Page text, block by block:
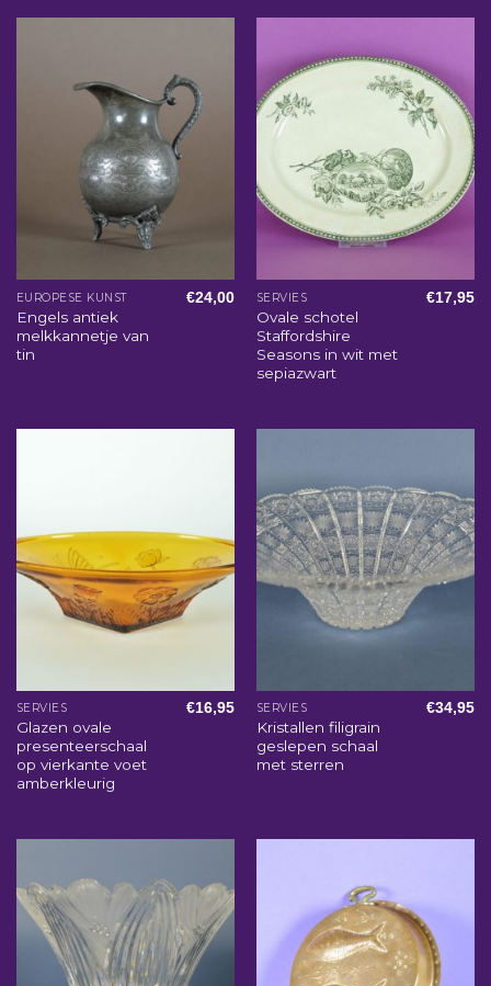
EUROPESE KUNST
Engels antiek
melkkannetje van
tin
€24,00 SERVIES
Ovale schotel
Staffordshire
Seasons in wit met
sepiazwart
€17,95
SERVIES
Glazen ovale
presenteerschaal
op vierkante voet
amberkleurig
€16,95 SERVIES
Kristallen filigrain
geslepen schaal
met sterren
€34,95